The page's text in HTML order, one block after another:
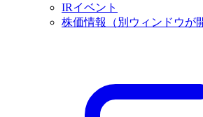
IRイベント
株価情報
（別ウィンドウが